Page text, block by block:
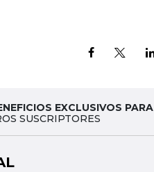
EXCLUSIVOS PARA
SUSCRIPTORES
Y ALERTAS